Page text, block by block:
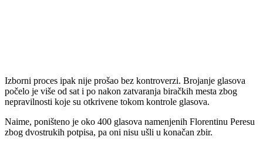
Izborni proces ipak nije prošao bez kontroverzi. Brojanje glasova
počelo je više od sat i po nakon zatvaranja biračkih mesta zbog
nepravilnosti koje su otkrivene tokom kontrole glasova.
Naime, poništeno je oko 400 glasova namenjenih Florentinu Peresu
zbog dvostrukih potpisa, pa oni nisu ušli u konačan zbir.